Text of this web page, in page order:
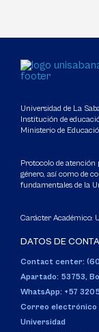
Universidad de La
Institución de
Ministerio de
Protocolo de atención
género, así como de
fundamentales de la
Carácter Académico:
DATOS DE
Contact center:
Apartado: 53753,
WhatsApp: +57
Correo electrónico
Universidad